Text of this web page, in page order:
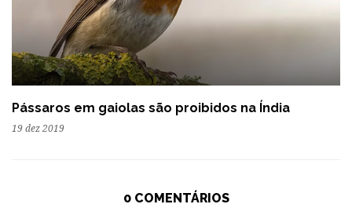
Pássaros em gaiolas são proibidos na Índia
19 dez 2019
0 COMENTÁRIOS